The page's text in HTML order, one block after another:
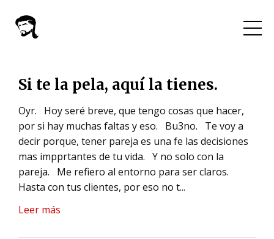
Si te la pela, aquí la tienes.
Oyr.
Hoy seré breve, que tengo cosas que hacer,
por si hay muchas faltas y eso.
Bu3no.
Te voy a
decir porque, tener pareja es una fe las decisiones
mas impprtantes de tu vida. Y no solo con la
pareja.
Me refiero al entorno para ser claros.
Hasta con tus clientes, por eso no t...
Leer más